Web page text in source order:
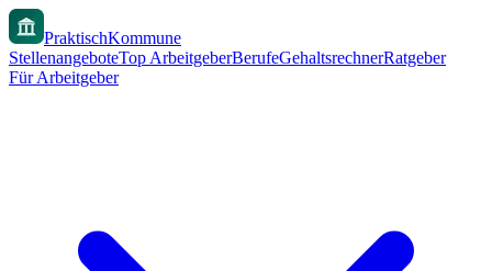
PraktischKommune
StellenangeboteTop ArbeitgeberBerufeGehaltsrechnerRatgeber
Für Arbeitgeber